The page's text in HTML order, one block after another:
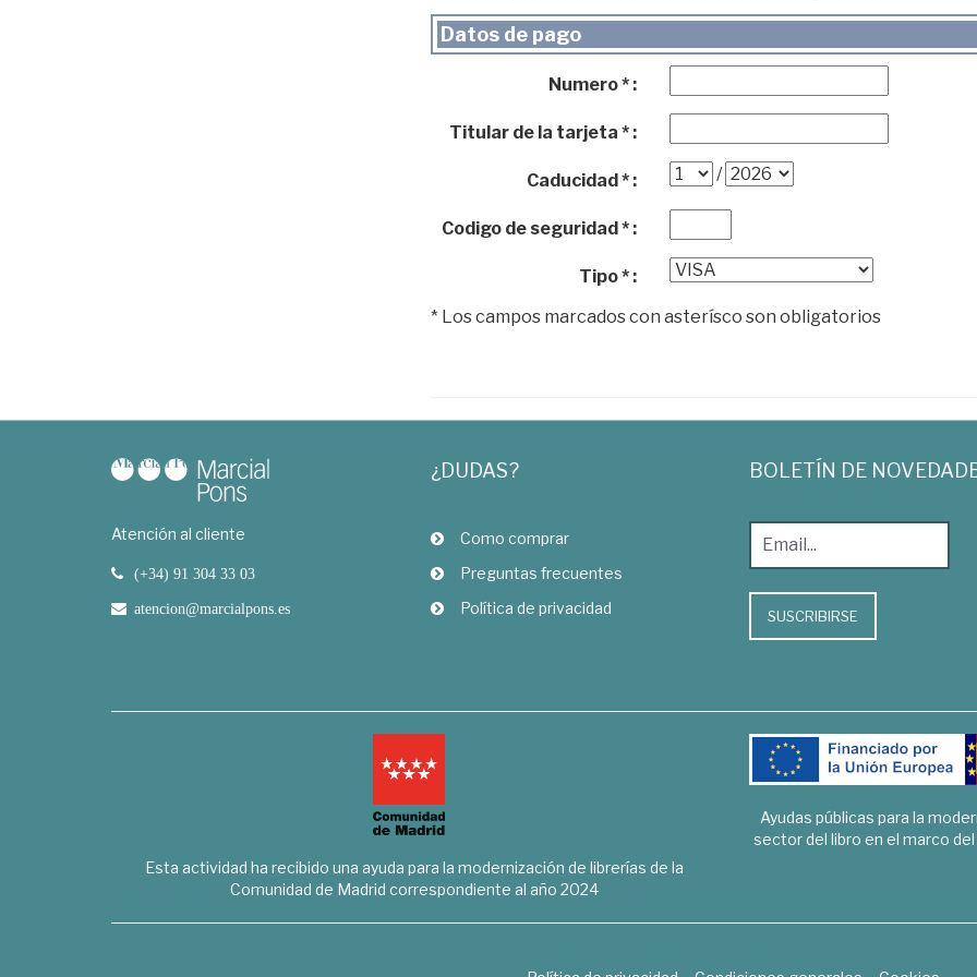
Datos de pago
Numero * :
Titular de la tarjeta * :
Caducidad * : /
Codigo de seguridad * :
Tipo * :
* Los campos marcados con asterísco son obligatorios
Atención al cliente
(+34) 91 304 33 03
atencion@marcialpons.es
¿DUDAS?
Como comprar
Preguntas frecuentes
Política de privacidad
BOLETÍN DE
SUSCRIBIRSE
Esta actividad ha recibido una ayuda para la modernización de librerías de la
Comunidad de Madrid correspondiente al año 2024
Ayudas públicas para la
sector del libro en el marco